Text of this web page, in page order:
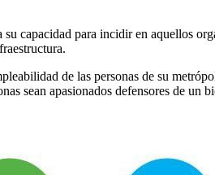
capacidad para incidir en aquellos
de las personas de su
sean apasionados defensores de